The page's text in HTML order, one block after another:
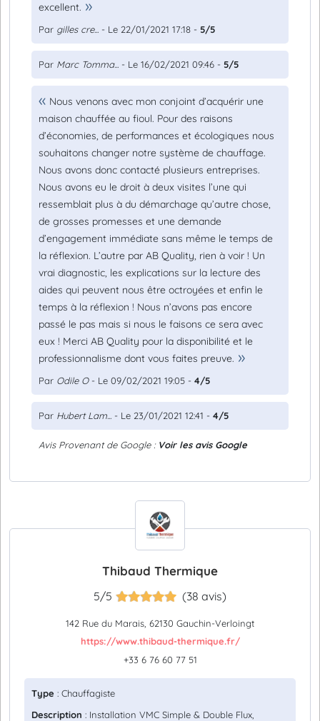
excellent.
Par gilles cre... - Le 22/01/2021 17:18 - 5/5
Par Marc Tomma... - Le 16/02/2021 09:46 - 5/5
Nous venons avec mon conjoint d’acquérir une
maison chauffée au fioul. Pour des raisons
d’économies, de performances et écologiques nous
souhaitons changer notre système de chauffage.
Nous avons donc contacté plusieurs entreprises.
Nous avons eu le droit à deux visites l’une qui
ressemblait plus à du démarchage qu’autre chose,
de grosses promesses et une demande
d’engagement immédiate sans même le temps de
la réflexion. L’autre par AB Quality, rien à voir ! Un
vrai diagnostic, les explications sur la lecture des
aides qui peuvent nous être octroyées et enfin le
temps à la réflexion ! Nous n’avons pas encore
passé le pas mais si nous le faisons ce sera avec
eux ! Merci AB Quality pour la disponibilité et le
professionnalisme dont vous faites preuve.
Par Odile O- Le 09/02/2021 19:05 - 4/5
Par Hubert Lam... - Le 23/01/2021 12:41 - 4/5
Avis Provenant de Google : Voir les avis Google
Thibaud Thermique
5/5 (38 avis)
142 Rue du Marais, 62130 Gauchin-Verloingt
https://www.thibaud-thermique.fr/
+33 6 76 60 77 51
Type : Chauffagiste
Description : Installation VMC Simple & Double Flux,